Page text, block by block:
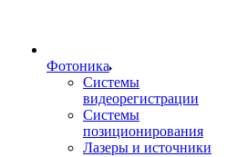
Фотоника
Cистемы
видеорегистрации
Системы
позиционирования
Лазеры и источники